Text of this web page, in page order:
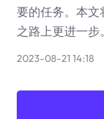
要的任务。本文
之路上更进一步。
2023-08-21 14:18